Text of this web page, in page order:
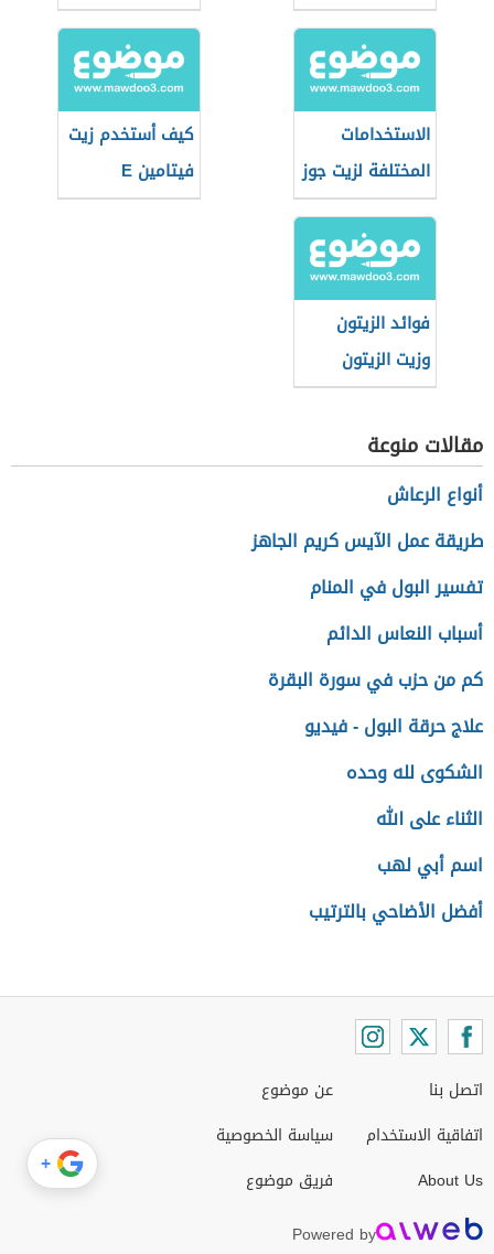
الاستخدامات
المختلفة لزيت جوز
الهند
كيف أستخدم زيت
فيتامين E
فوائد الزيتون
وزيت الزيتون
مقالات منوعة
أنواع الرعاش
طريقة عمل الآيس كريم الجاهز
تفسير البول في المنام
أسباب النعاس الدائم
كم من حزب في سورة البقرة
علاج حرقة البول - فيديو
الشكوى لله وحده
الثناء على الله
اسم أبي لهب
أفضل الأضاحي بالترتيب
اتصل بنا
اتفاقية الاستخدام
About Us
عن موضوع
سياسة الخصوصية
فريق موضوع
Powered by
+